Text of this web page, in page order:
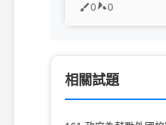
0 0
相關試題